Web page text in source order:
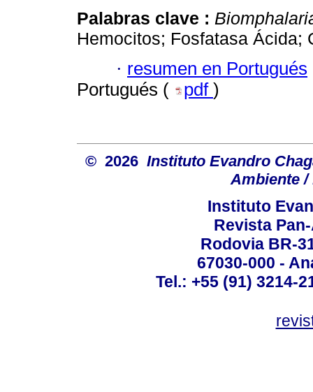
Palabras clave :
Hemocitos; Fosfatasa Ácida;
· resumen en Portugués
Portugués (
pdf )
© 2026 Instituto Evandro
Ambiente /
Instituto
Revista
Rodovia BR-
67030-000 -
Tel.: +55 (91) 3214-